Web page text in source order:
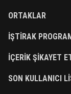
ORTAKLAR
İŞTIRAK
İÇERIK ŞIKAYET
SON KULLANICI